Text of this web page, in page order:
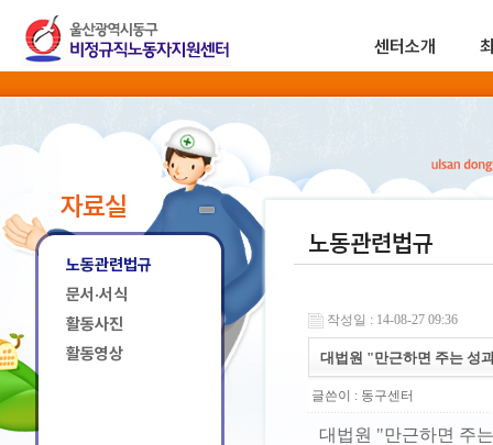
센터소개
자료실
노동관련법규
문서·서식
활동사진
활동영상
노동관련법규
작성일 : 14-08-27 09:36
대법원 "만근하면 주는 성
글쓴이 : 동구센터
대법원 "만근하면 주